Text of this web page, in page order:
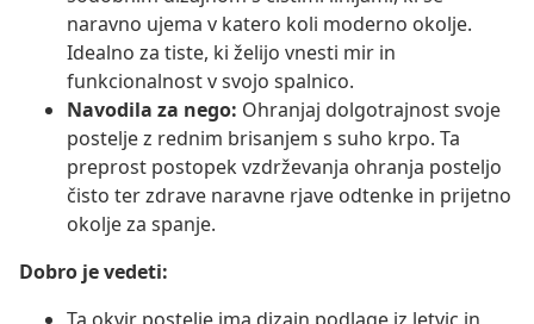
naravno ujema v katero koli moderno okolje.
Idealno za tiste, ki želijo vnesti mir in
funkcionalnost v svojo spalnico.
Navodila za nego: Ohranjaj dolgotrajnost svoje
postelje z rednim brisanjem s suho krpo. Ta
preprost postopek vzdrževanja ohranja posteljo
čisto ter zdrave naravne rjave odtenke in prijetno
okolje za spanje.
Dobro je vedeti: